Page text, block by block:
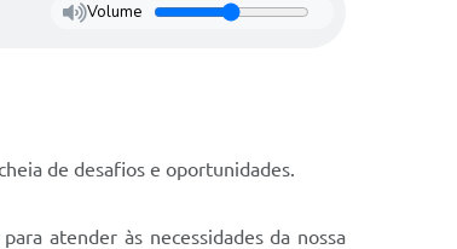
Volume
de desafios e oportunidades.
atender às necessidades da nossa